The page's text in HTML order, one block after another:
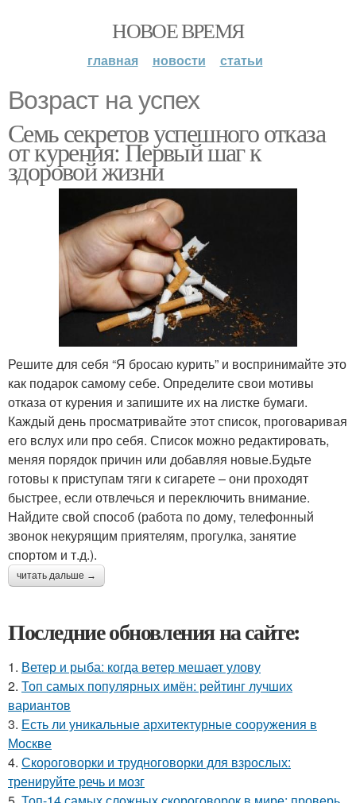
НОВОЕ ВРЕМЯ
главная новости статьи
Возраст на успех
Семь секретов успешного отказа
от курения: Первый шаг к
здоровой жизни
Решите для себя “Я бросаю курить” и воспринимайте это
как подарок самому себе. Определите свои мотивы
отказа от курения и запишите их на листке бумаги.
Каждый день просматривайте этот список, проговаривая
его вслух или про себя. Список можно редактировать,
меняя порядок причин или добавляя новые.Будьте
готовы к приступам тяги к сигарете – они проходят
быстрее, если отвлечься и переключить внимание.
Найдите свой способ (работа по дому, телефонный
звонок некурящим приятелям, прогулка, занятие
спортом и т.д.).
читать дальше →
Последние обновления на сайте:
1. Ветер и рыба: когда ветер мешает улову
2. Топ самых популярных имён: рейтинг лучших
вариантов
3. Есть ли уникальные архитектурные сооружения в
Москве
4. Скороговорки и трудноговорки для взрослых:
тренируйте речь и мозг